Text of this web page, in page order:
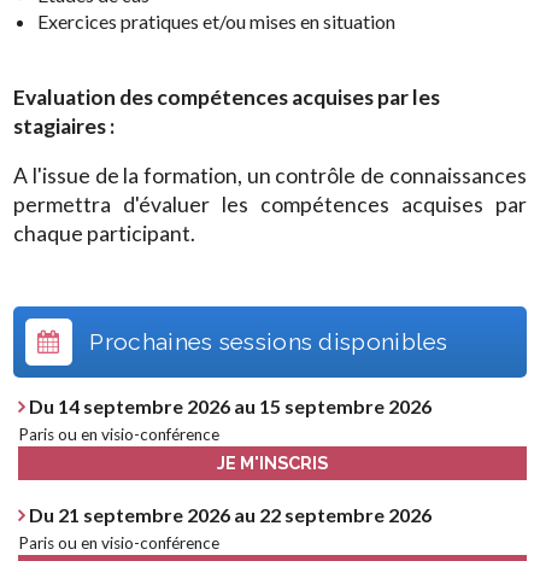
Exercices pratiques et/ou mises en situation
Evaluation des compétences acquises par les
stagiaires :
A l'issue de la formation, un contrôle de connaissances
permettra d'évaluer les compétences acquises par
chaque participant.
Prochaines sessions disponibles
Du 14 septembre 2026 au 15 septembre 2026
Paris ou en visio-conférence
JE M'INSCRIS
Du 21 septembre 2026 au 22 septembre 2026
Paris ou en visio-conférence